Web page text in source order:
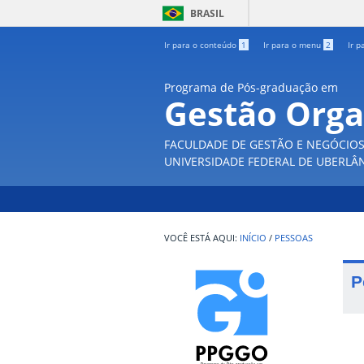
BRASIL
Ir para o conteúdo 1 Ir para o menu 2 Ir
Programa de Pós-graduação em
Gestão
FACULDADE DE GESTÃO E NEGÓCIOS
UNIVERSIDADE FEDERAL DE
INÍCIO / PESSOAS